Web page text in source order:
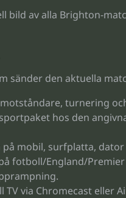
av alla Brighton-
sänder den aktuella
turnering
hos den
mobil, surfplatta,
fotboll/England/
via Chromecast eller